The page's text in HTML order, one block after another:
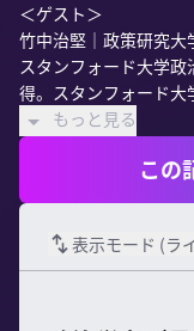
＜ゲスト＞
竹中治堅｜政策研究大
スタンフォード大学
得。スタンフォード大
もっと見る
この
表示モード (ラ